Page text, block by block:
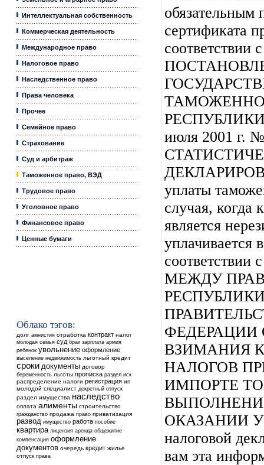
Интеллектуальная собственность
Коммерческая деятельность
Международное право
Налоговое право
Наследственное право
Права человека
Прочее
Семейное право
Страхование
Суд и арбитраж
Таможенное право, ВЭД
Трудовое право
Уголовное право
Финансовое право
Ценные бумаги
Облако тэгов:
долг амнистия отработка контракт налог
молодая семья суд брак зарплата армия
ребенок увольнение оформление
выселение недвижимость льготный кредит
сроки документы договор
беременность льготы прописка раздел иск
распределение налоги регистрация ип
молодой специалист декретный отпуск
раздел имущества наследство
оплата алименты строительство
гражданство продажа право приватизация
развод имущество работа пособие
квартира лицензия аренда общежитие
компенсация оформление
документов очередь кредит жилье
отпуск права
обязательным
сертификата
соответствии с
РЕСПУБЛИКИ
июля 2001 г.
уплаты
случая, когда
является
уплачивается
МЕЖДУ
ВЗИМАНИЯ
НАЛОГОВ
ИМПОРТЕ
ОКАЗАНИИ
налоговой
вам эта